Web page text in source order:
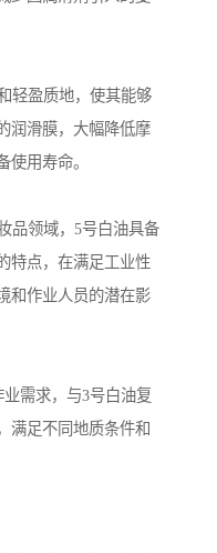
轻盈质地，使其能够
润滑膜，大幅降低摩
使用寿命。
品领域，5号白油具备
特点，在满足工业性
和作业人员的潜在影
需求，与3号白油复
满足不同地质条件和